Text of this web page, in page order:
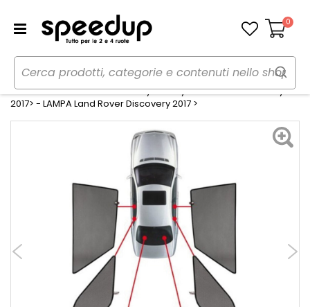
Carrello
0
Home Auto Estate
Tendine parasole
Tendine Personalizzate Privacy Privacy Land Rover Discovery
2017> - LAMPA Land Rover Discovery 2017 >